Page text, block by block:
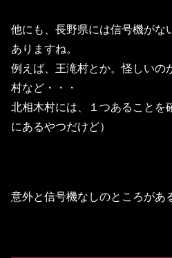
他にも、長野県には信号機がな
ありますね。
例えば、王滝村とか。怪しいの
村など・・・
北相木村には、１つあることを
にあるやつだけど）
意外と信号機なしのところがあ